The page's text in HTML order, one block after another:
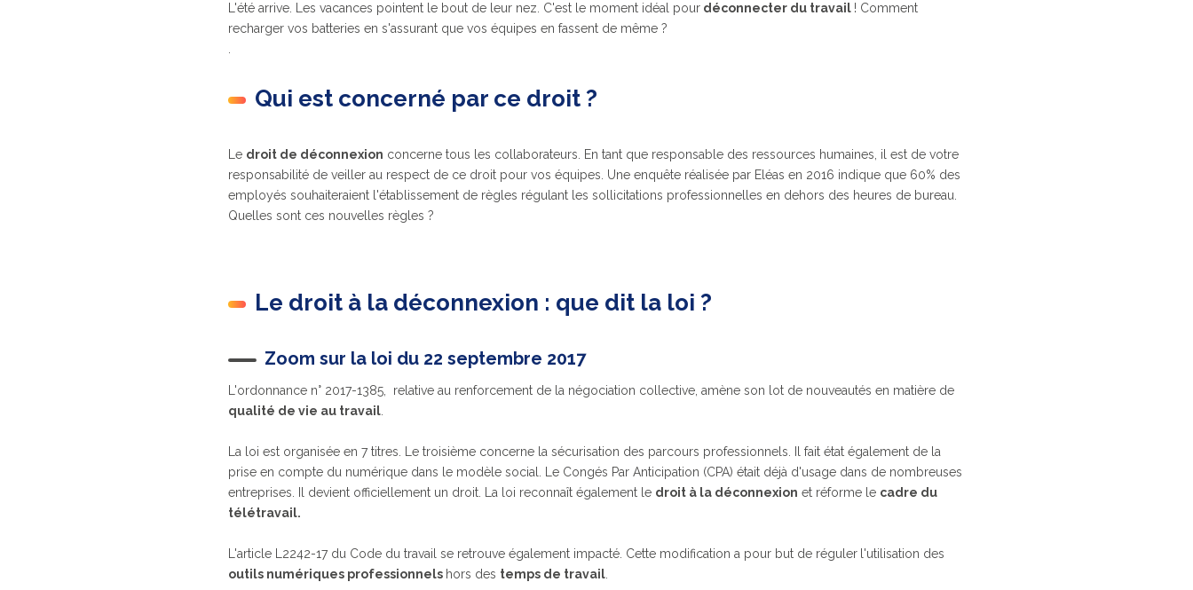
L'été arrive. Les vacances pointent le bout de leur nez. C'est le moment idéal pour déconnecter du travail ! Comment
recharger vos batteries en s'assurant que vos équipes en fassent de même ?
Qui est concerné par ce droit ?
Le droit de déconnexion concerne tous les collaborateurs. En tant que responsable des ressources humaines, il est de votre
responsabilité de veiller au respect de ce droit pour vos équipes. Une enquête réalisée par Eléas en 2016 indique que 60% des
employés souhaiteraient l'établissement de règles régulant les sollicitations professionnelles en dehors des heures de bureau.
Quelles sont ces nouvelles règles ?
Le droit à la déconnexion : que dit la loi ?
Zoom sur la loi du 22 septembre 2017
L'ordonnance n° 2017-1385, relative au renforcement de la négociation collective, amène son lot de nouveautés en matière de
qualité de vie au travail
La loi est organisée en 7 titres. Le troisième concerne la sécurisation des parcours professionnels. Il fait état également de la
prise en compte du numérique dans le modèle social.
Le Congés Par Anticipation (CPA) était déjà d'usage dans de nombreuses
entreprises. Il devient officiellement un droit. La loi reconnaît également le droit à la déconnexion et réforme le cadre du
télétravail.
L'article L2242-17 du Code du travail se retrouve également impacté. Cette modification a pour but de réguler l'utilisation des
outils numériques professionnels hors des temps de travail